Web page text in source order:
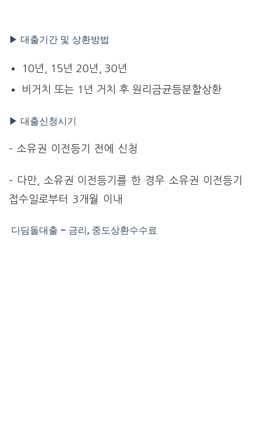
▶ 대출기간 및 상환방법
10년, 15년 20년, 30년
비거치 또는 1년 거치 후 원리금균등분할상환
▶ 대출신청시기
– 소유권 이전등기 전에 신청
– 다만, 소유권 이전등기를 한 경우 소유권 이전등기
접수일로부터 3개월 이내
디딤돌대출 – 금리, 중도상환수수료